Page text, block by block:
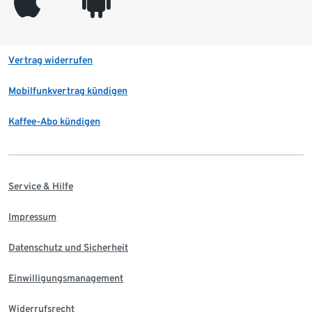
Vertrag widerrufen
Mobilfunkvertrag kündigen
Kaffee-Abo kündigen
Service & Hilfe
Impressum
Datenschutz und Sicherheit
Einwilligungsmanagement
Widerrufsrecht